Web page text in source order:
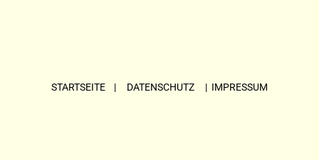
STARTSEITE | DATENSCHUTZ | IMPRESSUM